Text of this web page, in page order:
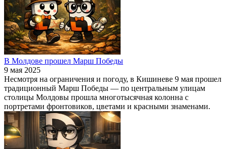
В Молдове прошел Марш Победы
9 мая 2025
Несмотря на ограничения и погоду, в Кишиневе 9 мая прошел
традиционный Марш Победы — по центральным улицам
столицы Молдовы прошла многотысячная колонна с
портретами фронтовиков, цветами и красными знаменами.